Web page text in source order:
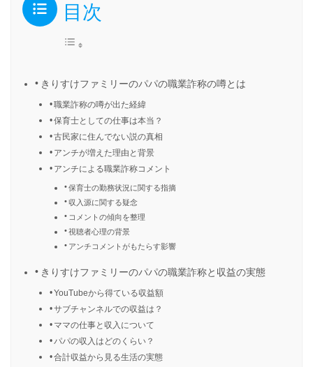
目次
きりすけファミリーのパパの職業詐称の噂とは
職業詐称の噂が出た経緯
保育士としての仕事は本当？
古民家に住んでない説の真相
アンチが増えた理由と背景
アンチによる職業詐称コメント
保育士の勤務状況に関する指摘
収入源に関する疑念
コメントの傾向を整理
視聴者心理の背景
アンチコメントがもたらす影響
きりすけファミリーのパパの職業詐称と収益の実態
YouTubeから得ている収益額
サブチャンネルでの収益は？
ママの仕事と収入について
パパの収入はどのくらい？
合計収益から見る生活の実態